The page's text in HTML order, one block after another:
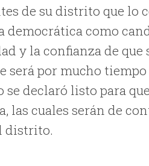
de su distrito que lo
democrática como
y la confianza de que
será por mucho tiempo
declaró listo para
las cuales serán de
distrito.